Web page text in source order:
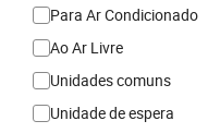
Para Ar Condicionado
Ao Ar Livre
Unidades comuns
Unidade de espera